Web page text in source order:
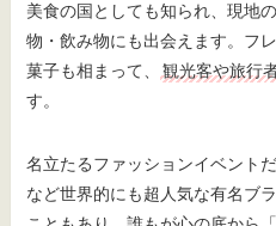
美食の国としても知られ、現地
物・飲み物にも出会えます。フ
菓子も相まって、
観光客や旅行
す。
名立たるファッションイベント
など世界的にも超人気な有名ブ